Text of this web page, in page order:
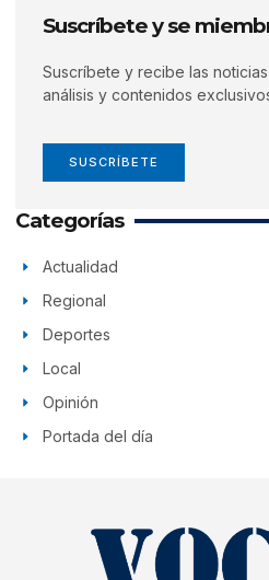
Suscríbete y se
Suscríbete y recibe las noticias
análisis y contenidos
SUSCRÍBETE
Categorías
Actualidad
Regional
Deportes
Local
Opinión
Portada del día